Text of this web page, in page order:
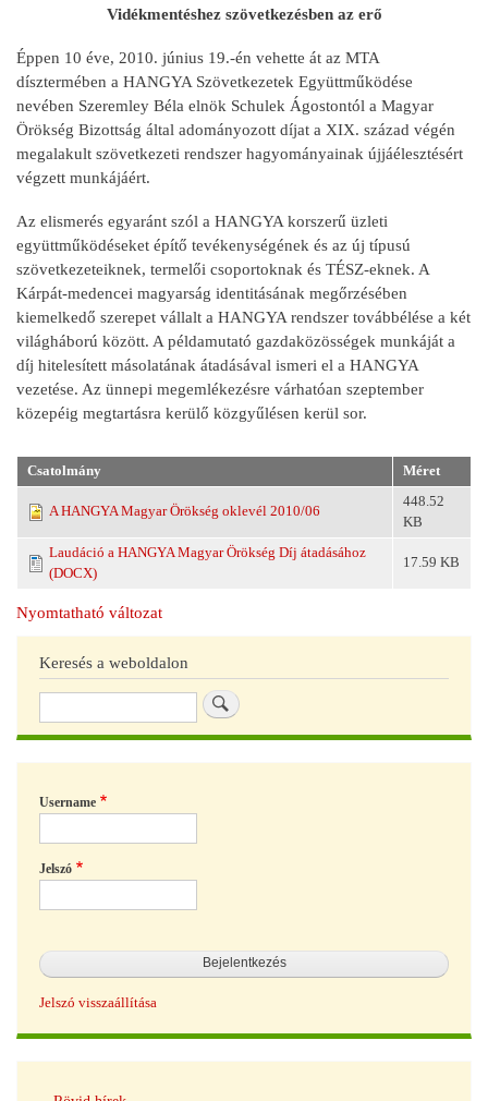
Vidékmentéshez szövetkezésben az erő
Éppen 10 éve, 2010. június 19.-én vehette át az MTA
dísztermében a HANGYA Szövetkezetek Együttműködése
nevében Szeremley Béla elnök Schulek Ágostontól a Magyar
Örökség Bizottság által adományozott díjat a XIX. század végén
megalakult szövetkezeti rendszer hagyományainak újjáélesztésért
végzett munkájáért.
Az elismerés egyaránt szól a HANGYA korszerű üzleti
együttműködéseket építő tevékenységének és az új típusú
szövetkezeteiknek, termelői csoportoknak és TÉSZ-eknek. A
Kárpát-medencei magyarság identitásának megőrzésében
kiemelkedő szerepet vállalt a HANGYA rendszer továbbélése a két
világháború között. A példamutató gazdaközösségek munkáját a
díj hitelesített másolatának átadásával ismeri el a HANGYA
vezetése. Az ünnepi megemlékezésre várhatóan szeptember
közepéig megtartásra kerülő közgyűlésen kerül sor.
Csatolmány Méret
A HANGYA Magyar Örökség oklevél 2010/06
448.52
KB
Laudáció a HANGYA Magyar Örökség Díj átadásához
(DOCX)
17.59 KB
Nyomtatható változat
Keresés a weboldalon
Username
Jelszó
Jelszó visszaállítása